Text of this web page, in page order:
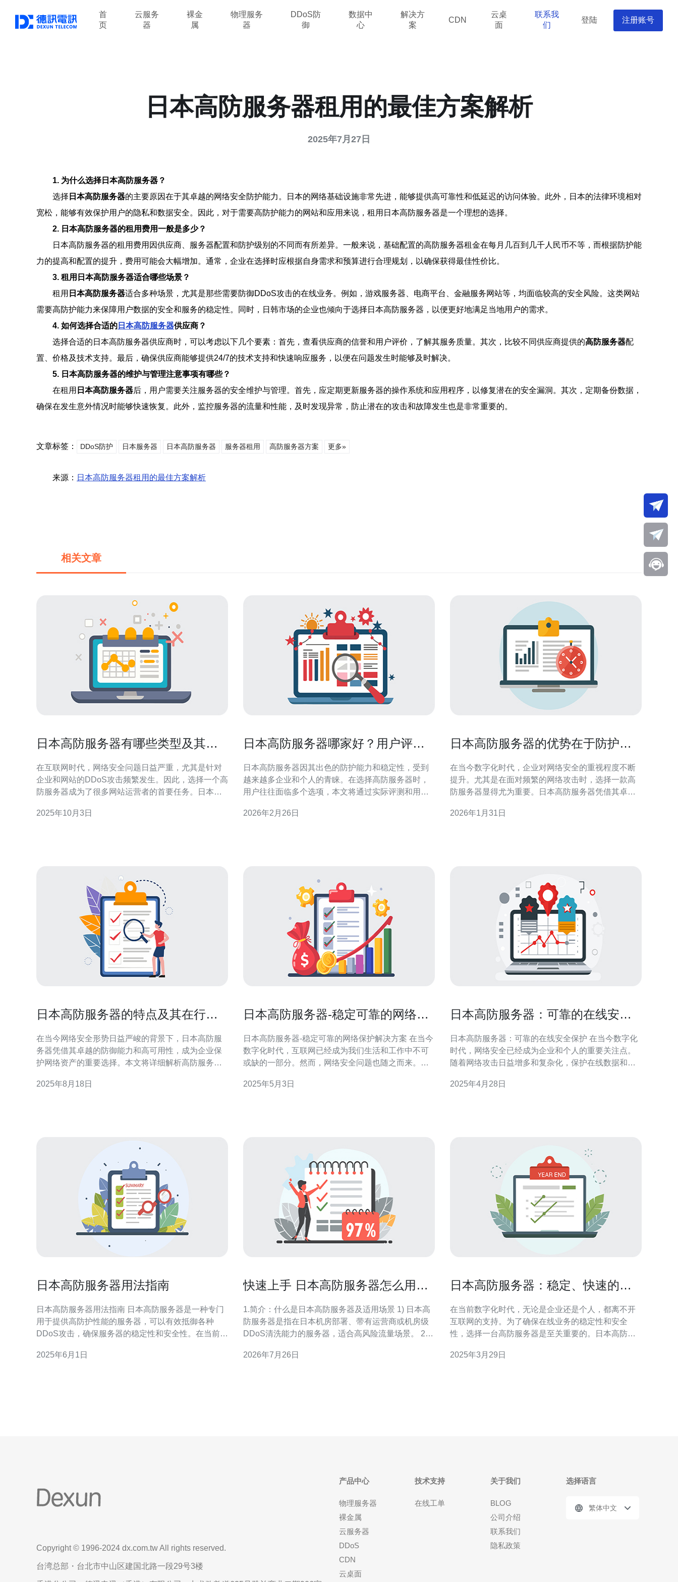
首
页
云服务
器
裸金
属
物理服务
器
DDoS防
御
数据中
心
解决方
案
CDN
云桌
面
联系我
们
登陆 注册账号
日本高防服务器租用的最佳方案解析
2025年7月27日
1. 为什么选择日本高防服务器？
选择 日本高防服务器的主要原因在于其卓越的网络安全防护能力。日本的网络基础设施非常先进，能够提供高可靠性和低延迟的访问体验。此外，日本的法律环境相对
宽松，能够有效保护用户的隐私和数据安全。因此，对于需要高防护能力的网站和应用来说，租用日本高防服务器是一个理想的选择。
2. 日本高防服务器的租用费用一般是多少？
日本高防服务器的租用费用因供应商、服务器配置和防护级别的不同而有所差异。一般来说，基础配置的高防服务器租金在每月几百到几千人民币不等，而根据防护能
力的提高和配置的提升，费用可能会大幅增加。通常，企业在选择时应根据自身需求和预算进行合理规划，以确保获得最佳性价比。
3. 租用日本高防服务器适合哪些场景？
租用 日本高防服务器适合多种场景，尤其是那些需要防御DDoS攻击的在线业务。例如，游戏服务器、电商平台、金融服务网站等，均面临较高的安全风险。这类网站
需要高防护能力来保障用户数据的安全和服务的稳定性。同时，日韩市场的企业也倾向于选择日本高防服务器，以便更好地满足当地用户的需求。
4. 如何选择合适的 日本高防服务器供应商？
选择合适的日本高防服务器供应商时，可以考虑以下几个要素：首先，查看供应商的信誉和用户评价，了解其服务质量。其次，比较不同供应商提供的高防服务器配
置、价格及技术支持。最后，确保供应商能够提供24/7的技术支持和快速响应服务，以便在问题发生时能够及时解决。
5. 日本高防服务器的维护与管理注意事项有哪些？
在租用 日本高防服务器后，用户需要关注服务器的安全维护与管理。首先，应定期更新服务器的操作系统和应用程序，以修复潜在的安全漏洞。其次，定期备份数据，
确保在发生意外情况时能够快速恢复。此外，监控服务器的流量和性能，及时发现异常，防止潜在的攻击和故障发生也是非常重要的。
文章标签： DDoS防护 日本服务器 日本高防服务器 服务器租用 高防服务器方案 更多»
来源： 日本高防服务器租用的最佳方案解析
相关文章
日本高防服务器有哪些类型及其区
在互联网时代，网络安全问题日益严重，尤其是针对
企业和网站的DDoS攻击频繁发生。因此，选择一个高
防服务器成为了很多网站运营者的首要任务。日本作
市场上备受欢迎。本文将详细介绍日本高防服务器的
2025年10月3日
日本高防服务器哪家好？用户评测
日本高防服务器因其出色的防护能力和稳定性，受到
越来越多企业和个人的青睐。在选择高防服务器时，
用户往往面临多个选项，本文将通过实际评测和用户
器的定义与特点 高防服务器是指具有强大防御能力的
2026年2月26日
日本高防服务器的优势在于防护能
在当今数字化时代，企业对网络安全的重视程度不断
提升。尤其是在面对频繁的网络攻击时，选择一款高
防服务器显得尤为重要。日本高防服务器凭借其卓越
详细分析日本高防服务器的优势，并为您推荐可信赖
2026年1月31日
日本高防服务器的特点及其在行业
在当今网络安全形势日益严峻的背景下，日本高防服
务器凭借其卓越的防御能力和高可用性，成为企业保
护网络资产的重要选择。本文将详细解析高防服务器
德讯电讯提供的高防解决方案，以帮助企业提升网络
2025年8月18日
日本高防服务器-稳定可靠的网络保
日本高防服务器-稳定可靠的网络保护解决方案 在当今
数字化时代，互联网已经成为我们生活和工作中不可
或缺的一部分。然而，网络安全问题也随之而来。针
稳定可靠的网络保护解决方案，帮助用户有效应对各
2025年5月3日
日本高防服务器：可靠的在线安全
日本高防服务器：可靠的在线安全保护 在当今数字化
时代，网络安全已经成为企业和个人的重要关注点。
随着网络攻击日益增多和复杂化，保护在线数据和服
提供了一种可靠的在线安全保护解决方案。 高防服务
2025年4月28日
日本高防服务器用法指南
日本高防服务器用法指南 日本高防服务器是一种专门
用于提供高防护性能的服务器，可以有效抵御各种
DDoS攻击，确保服务器的稳定性和安全性。在当前互
此选择日本高防服务器是保障网站和数据安全的重要
2025年6月1日
快速上手 日本高防服务器怎么用的
1.简介：什么是日本高防服务器及适用场景 1) 日本高
防服务器是指在日本机房部署、带有运营商或机房级
DDoS清洗能力的服务器，适合高风险流量场景。 2)
SaaS后端等对可用性要求高的业务。 3) 高防指标常
2026年7月26日
日本高防服务器：稳定、快速的选
在当前数字化时代，无论是企业还是个人，都离不开
互联网的支持。为了确保在线业务的稳定性和安全
性，选择一台高防服务器是至关重要的。日本高防服
日本高防服务器以其卓越的稳定性而闻名。服务器设
2025年3月29日
Copyright © 1996-2024 dx.com.tw All rights reserved.
台湾总部・台北市中山区建国北路一段29号3楼
产品中心
物理服务器
裸金属
云服务器
DDoS
CDN
云桌面
技术支持
在线工单
关于我们
BLOG
公司介绍
联系我们
隐私政策
选择语言
繁体中文